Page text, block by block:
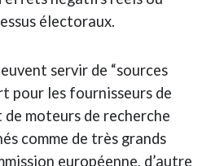
électoraux.
servir de “sources
pour les fournisseurs de
moteurs de recherche
comme de très grands
européenne, d’autre